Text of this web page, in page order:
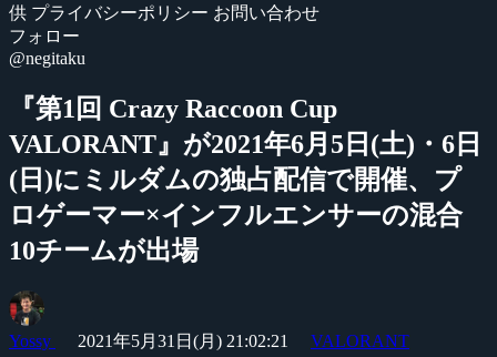
供 プライバシーポリシー お問い合わせ
フォロー
@negitaku
『第1回 Crazy Raccoon Cup
VALORANT』が2021年6月5日(土)・6日
(日)にミルダムの独占配信で開催、プ
ロゲーマー×インフルエンサーの混合
10チームが出場
Yossy 2021年5月31日(月) 21:02:21 VALORANT